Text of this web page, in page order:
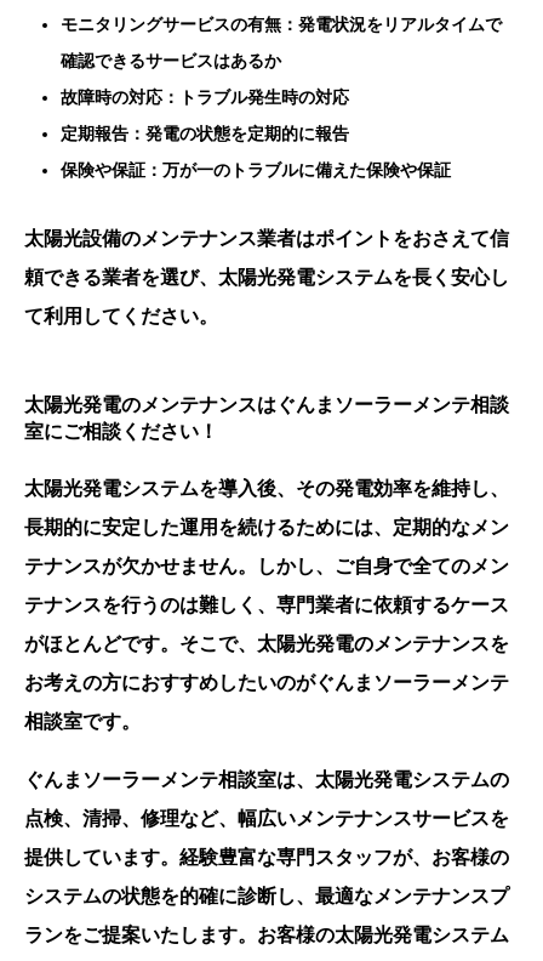
モニタリングサービスの有無：発電状況をリアルタイムで
確認できるサービスはあるか
故障時の対応：トラブル発生時の対応
定期報告：発電の状態を定期的に報告
保険や保証：万が一のトラブルに備えた保険や保証
太陽光設備のメンテナンス業者はポイントをおさえて信
頼できる業者を選び、太陽光発電システムを長く安心し
て利用してください。
太陽光発電のメンテナンスはぐんまソーラーメンテ相談
室にご相談ください！
太陽光発電システムを導入後、その発電効率を維持し、
長期的に安定した運用を続けるためには、定期的なメン
テナンスが欠かせません。しかし、ご自身で全てのメン
テナンスを行うのは難しく、専門業者に依頼するケース
がほとんどです。そこで、太陽光発電のメンテナンスを
お考えの方におすすめしたいのがぐんまソーラーメンテ
相談室です。
ぐんまソーラーメンテ相談室は、太陽光発電システムの
点検、清掃、修理など、幅広いメンテナンスサービスを
提供しています。経験豊富な専門スタッフが、お客様の
システムの状態を的確に診断し、最適なメンテナンスプ
ランをご提案いたします。お客様の太陽光発電システム